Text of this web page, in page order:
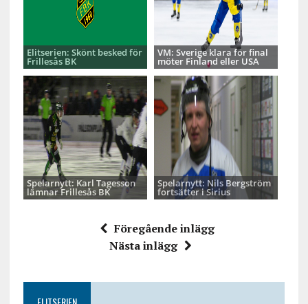
Elitserien: Skönt besked för
Frillesås BK
VM: Sverige klara för final
möter Finland eller USA
Spelarnytt: Karl Tagesson
lämnar Frillesås BK
Spelarnytt: Nils Bergström
fortsätter i Sirius
Föregående inlägg
Nästa inlägg